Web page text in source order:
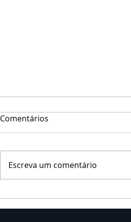
Polícia Militar prende
homem por estelionato no
Comentários
Escreva um comentário